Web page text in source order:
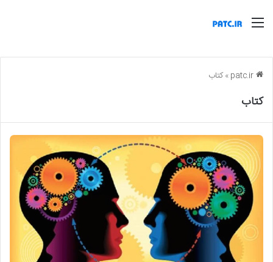
منو
»کتاب
کتاب